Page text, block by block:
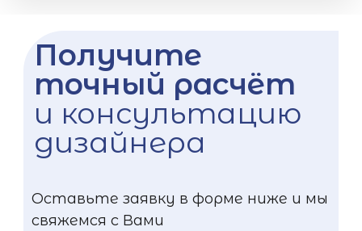
Получите
точный расчёт
и консультацию
дизайнера
Оставьте заявку в форме ниже и мы
свяжемся с Вами